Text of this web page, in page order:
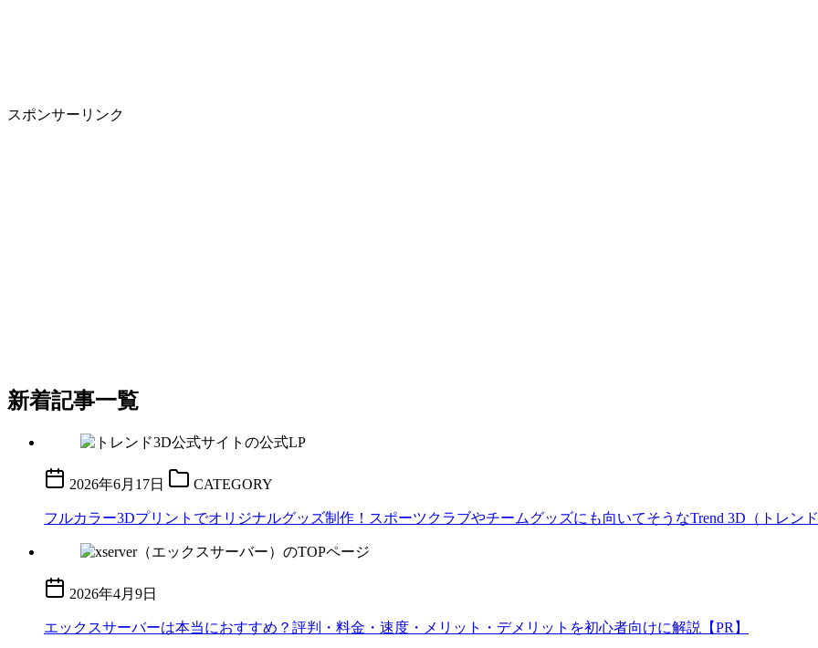
スポンサーリンク
新着記事一覧
2026年6月17日 CATEGORY
フルカラー3Dプリントでオリジナルグッズ制作！スポーツクラブやチームグッズにも向いてそうなTrend 3D（トレン
2026年4月9日
エックスサーバーは本当におすすめ？評判・料金・速度・メリット・デメリットを初心者向けに解説【PR】